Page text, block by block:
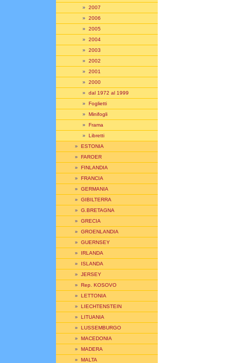
» 2007
» 2006
» 2005
» 2004
» 2003
» 2002
» 2001
» 2000
» dal 1972 al 1999
» Foglietti
» Minifogli
» Frama
» Libretti
» ESTONIA
» FAROER
» FINLANDIA
» FRANCIA
» GERMANIA
» GIBILTERRA
» G.BRETAGNA
» GRECIA
» GROENLANDIA
» GUERNSEY
» IRLANDA
» ISLANDA
» JERSEY
» Rep. KOSOVO
» LETTONIA
» LIECHTENSTEIN
» LITUANIA
» LUSSEMBURGO
» MACEDONIA
» MADERA
» MALTA